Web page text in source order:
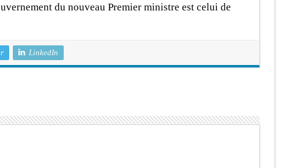
du nouveau Premier ministre est celui de
LinkedIn